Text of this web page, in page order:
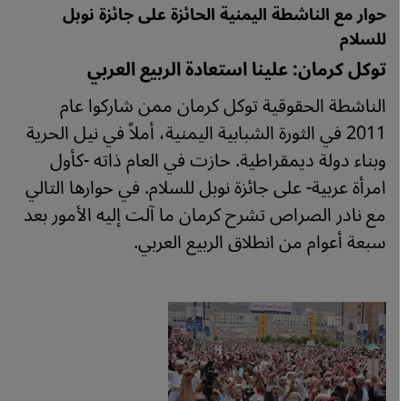
حوار مع الناشطة اليمنية الحائزة على جائزة نوبل
للسلام
توكل كرمان: علينا استعادة الربيع العربي
الناشطة الحقوقية توكل كرمان ممن شاركوا عام
2011 في الثورة الشبابية اليمنية، أملاً في نيل الحرية
وبناء دولة ديمقراطية. حازت في العام ذاته -كأول
امرأة عربية- على جائزة نوبل للسلام. في حوارها التالي
مع نادر الصراص تشرح كرمان ما آلت إليه الأمور بعد
سبعة أعوام من انطلاق الربيع العربي.